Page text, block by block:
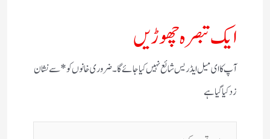
ایک تبصرہ چھوڑیں
آپ کا ای میل ایڈریس شائع نہیں کیا جائے گا۔ضروری خانوں کو*سے نشان
زد کیا گیا ہے
یہاں